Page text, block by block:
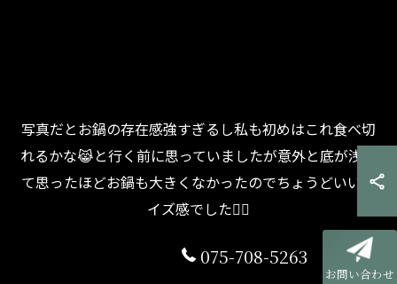
写真だとお鍋の存在感強すぎるし私も初めはこれ食べ切
れるかな😹と行く前に思っていましたが意外と底が浅く
て思ったほどお鍋も大きくなかったのでちょうどいいサ
イズ感でした🙆‍♀️
075-708-5263
お問い合わせ